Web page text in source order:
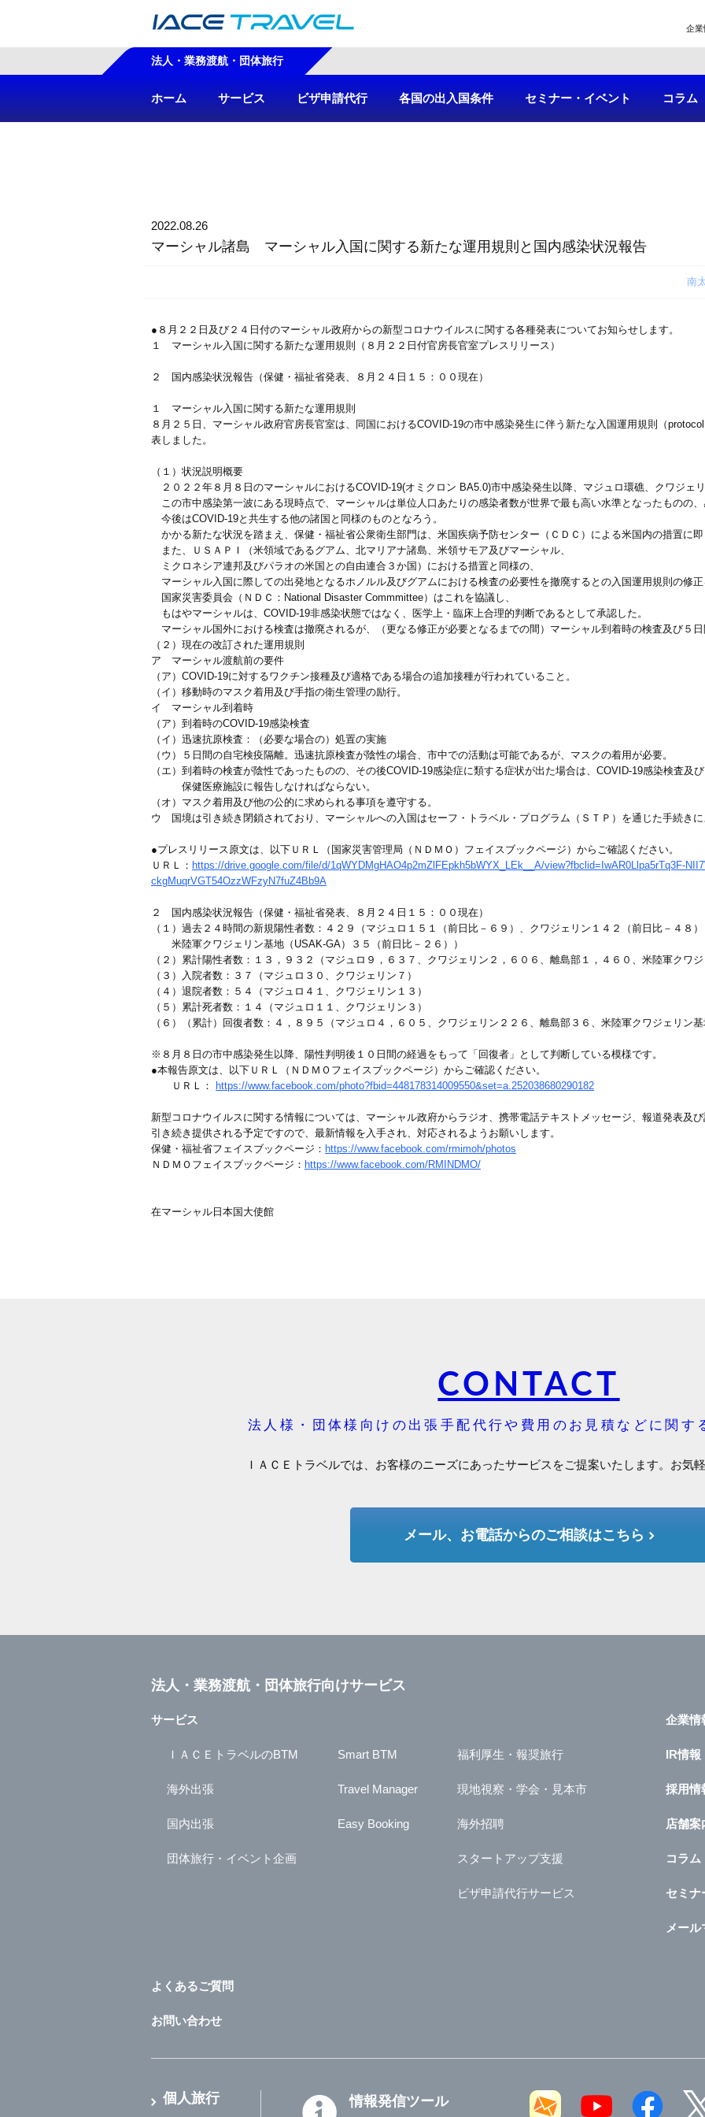
企業
法人・業務渡航・団体旅行
ホーム サービス ビザ申請代行 各国の出入国条件 セミナー・イベント コラム
2022.08.26
マーシャル諸島 マーシャル入国に関する新たな運用規則と国内感染状況報告
南
●８月２２日及び２４日付のマーシャル政府からの新型コロナウイルスに関する各種発表についてお知らせします。
１ マーシャル入国に関する新たな運用規則（８月２２日付官房長官室プレスリリース）
２ 国内感染状況報告（保健・福祉省発表、８月２４日１５：００現在）
１ マーシャル入国に関する新たな運用規則
８月２５日、マーシャル政府官房長官室は、同国におけるCOVID-19の市中感染発生に伴う新たな入国運用規則（
表しました。
（１）状況説明概要
２０２２年８月８日のマーシャルにおけるCOVID-19(オミクロン BA5.0)市中感染発生以降、マジュロ環礁、クワジェ
この市中感染第一波にある現時点で、マーシャルは単位人口あたりの感染者数が世界で最も高い水準となったものの、
今後はCOVID-19と共生する他の諸国と同様のものとなろう。
かかる新たな状況を踏まえ、保健・福祉省公衆衛生部門は、米国疾病予防センター（ＣＤＣ）による米国内の措置に即
また、ＵＳＡＰＩ（米領域であるグアム、北マリアナ諸島、米領サモア及びマーシャル、
ミクロネシア連邦及びパラオの米国との自由連合３か国）における措置と同様の、
マーシャル入国に際しての出発地となるホノルル及びグアムにおける検査の必要性を撤廃するとの入国運用規則の修正
国家災害委員会（ＮＤＣ：National Disaster Commmittee）はこれを協議し、
もはやマーシャルは、COVID-19非感染状態ではなく、医学上・臨床上合理的判断であるとして承認した。
マーシャル国外における検査は撤廃されるが、（更なる修正が必要となるまでの間）マーシャル到着時の検査及び５日
（２）現在の改訂された運用規則
ア マーシャル渡航前の要件
（ア）COVID-19に対するワクチン接種及び適格である場合の追加接種が行われていること。
（イ）移動時のマスク着用及び手指の衛生管理の励行。
イ マーシャル到着時
（ア）到着時のCOVID-19感染検査
（イ）迅速抗原検査：（必要な場合の）処置の実施
（ウ）５日間の自宅検疫隔離。迅速抗原検査が陰性の場合、市中での活動は可能であるが、マスクの着用が必要。
（エ）到着時の検査が陰性であったものの、その後COVID-19感染症に類する症状が出た場合は、COVID-19感染検査及
保健医療施設に報告しなければならない。
（オ）マスク着用及び他の公的に求められる事項を遵守する。
ウ 国境は引き続き閉鎖されており、マーシャルへの入国はセーフ・トラベル・プログラム（ＳＴＰ）を通じた手続きに
●プレスリリース原文は、以下ＵＲＬ（国家災害管理局（ＮＤＭＯ）フェイスブックページ）からご確認ください。
ＵＲＬ： https://drive.google.com/file/d/1qWYDMgHAO4p2mZlFEpkh5bWYX_LEk__A/view?fbclid=IwAR0Llpa5rTq3F-
ckgMuqrVGT54OzzWFzyN7fuZ4Bb9A
２ 国内感染状況報告（保健・福祉省発表、８月２４日１５：００現在）
（１）過去２４時間の新規陽性者数：４２９（マジュロ１５１（前日比－６９）、クワジェリン１４２（前日比－４８
米陸軍クワジェリン基地（USAK-GA）３５（前日比－２６））
（２）累計陽性者数：１３，９３２（マジュロ９，６３７、クワジェリン２，６０６、離島部１，４６０、米陸軍クワ
（３）入院者数：３７（マジュロ３０、クワジェリン７）
（４）退院者数：５４（マジュロ４１、クワジェリン１３）
（５）累計死者数：１４（マジュロ１１、クワジェリン３）
（６）（累計）回復者数：４，８９５（マジュロ４，６０５、クワジェリン２２６、離島部３６、米陸軍クワジェリン基
※８月８日の市中感染発生以降、陽性判明後１０日間の経過をもって「回復者」として判断している模様です。
●本報告原文は、以下ＵＲＬ（ＮＤＭＯフェイスブックページ）からご確認ください。
ＵＲＬ：
https://www.facebook.com/photo?fbid=448178314009550&set=a.252038680290182
新型コロナウイルスに関する情報については、マーシャル政府からラジオ、携帯電話テキストメッセージ、報道発表及び
引き続き提供される予定ですので、最新情報を入手され、対応されるようお願いします。
保健・福祉省フェイスブックページ： https://www.facebook.com/rmimoh/photos
ＮＤＭＯフェイスブックページ： https://www.facebook.com/RMINDMO/
在マーシャル日本国大使館
CONTACT
法人様・団体様向けの出張手配代行や費用のお見積などに関す
ＩＡＣＥトラベルでは、お客様のニーズにあったサービスをご提案いたします。お気
メール、お電話からのご相談はこちら
法人・業務渡航・団体旅行向けサービス
サービス
ＩＡＣＥトラベルのBTM
海外出張
国内出張
団体旅行・イベント企画
Smart BTM
Travel Manager
Easy Booking
福利厚生・報奨旅行
現地視察・学会・見本市
海外招聘
スタートアップ支援
ビザ申請代行サービス
企業情
IR情報
採用情
店舗案
コラム
セミナ
メー
よくあるご質問
お問い合わせ
個人旅行 情報発信ツール